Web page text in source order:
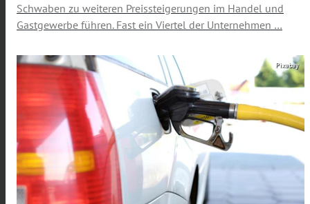
Schwaben zu weiteren Preissteigerungen im Handel und
Gastgewerbe führen. Fast ein Viertel der Unternehmen …
Pixabay